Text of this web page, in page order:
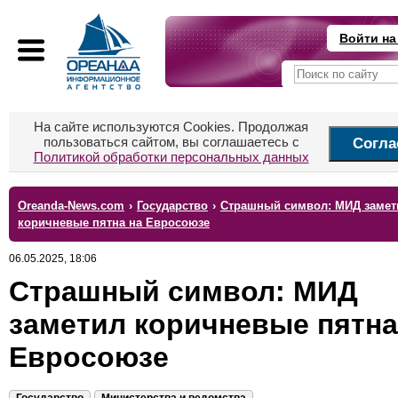
Войти
На сайте используются Cookies. Продолжая
пользоваться сайтом, вы соглашаетесь с
Политикой обработки персональных данных
Oreanda-News.com › Государство › Страшный символ: МИД
коричневые пятна на Евросоюзе
06.05.2025, 18:06
Страшный символ: МИД
заметил коричневые
Евросоюзе